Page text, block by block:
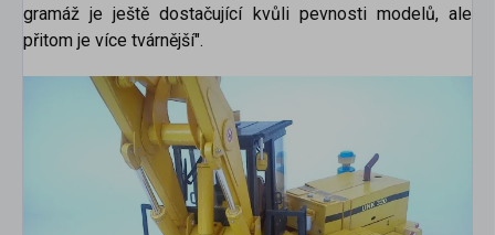
gramáž je ještě dostačující kvůli pevnosti modelů, ale
přitom je více tvárnější".